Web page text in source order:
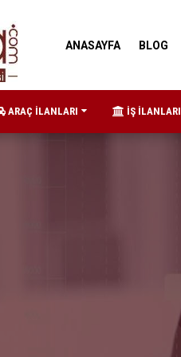
ANASAYFA BLOG
ARAÇ İLANLARI İŞ İLANLARI